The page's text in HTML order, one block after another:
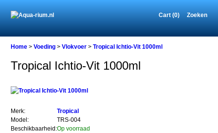
Cart (0) Zoeken
Home
Vlokvoer
Vit
1000ml
Home >Voeding >Vlokvoer >Tropical Ichtio-Vit 1000ml
Tropical Ichtio-Vit 1000ml
Merk:
Tropical
Model:
TRS-004
Beschikbaarheid:Op voorraad